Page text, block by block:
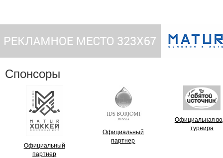
Спонсоры
Официальный
партнер
Официальный
партнер
Официальная
турнира